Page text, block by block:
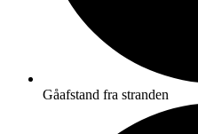
Gåafstand fra stranden